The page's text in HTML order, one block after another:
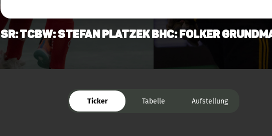
SR: TCBW: Stefan Platzek BHC: Folker
Ticker Tabelle Aufstellung